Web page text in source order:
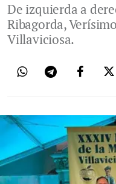
De izquierda a
Ribagorda,
Villaviciosa.